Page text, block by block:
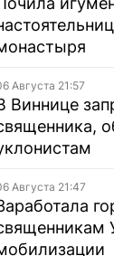
Августа 21:57
Виннице
Августа 21:47